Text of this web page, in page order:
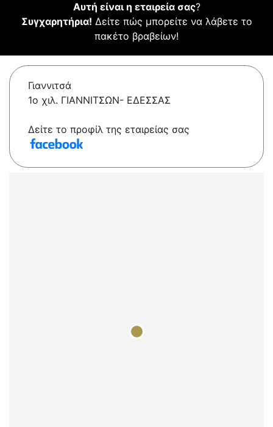
Αυτή είναι η εταιρεία σας?
Συγχαρητήρια! Δείτε πώς μπορείτε να λάβετε το
πακέτο βραβείων!
Γιαννιτσά
1o χιλ. ΓΙΑΝΝΙΤΣΩΝ- ΕΔΕΣΣΑΣ
Δείτε το προφίλ της εταιρείας σας